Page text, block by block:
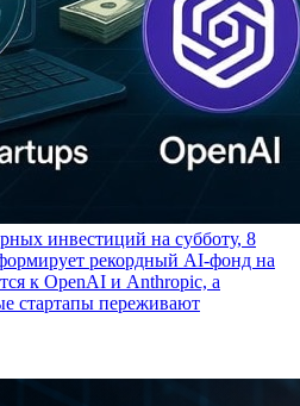
инвестиций на субботу, 8
рекордный AI-фонд на
к OpenAI и Anthropic, а
стартапы переживают